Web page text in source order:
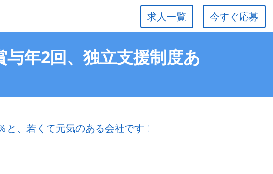
今すぐ応募
求人一覧
年2回、独立支援制度あ
、若くて元気のある会社です！